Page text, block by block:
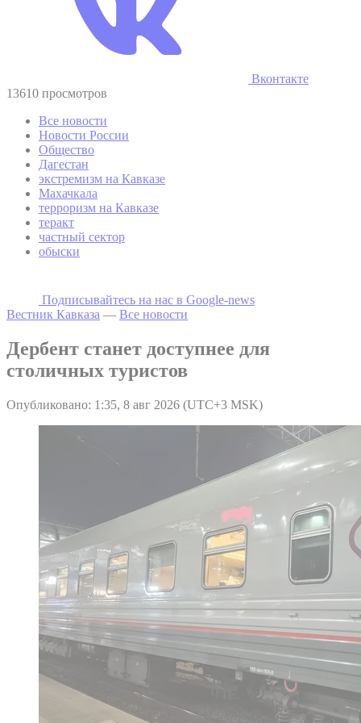
Вконтакте
13610 просмотров
Все новости
Новости России
Общество
Дагестан
экстремизм на Кавказе
Махачкала
терроризм на Кавказе
теракт
частный сектор
обыски
Подписывайтесь на наc в Google-news
Вестник Кавказа — Все новости
Дербент станет доступнее для
столичных туристов
Опубликовано: 1:35, 8 авг 2026 (UTC+3 MSK)